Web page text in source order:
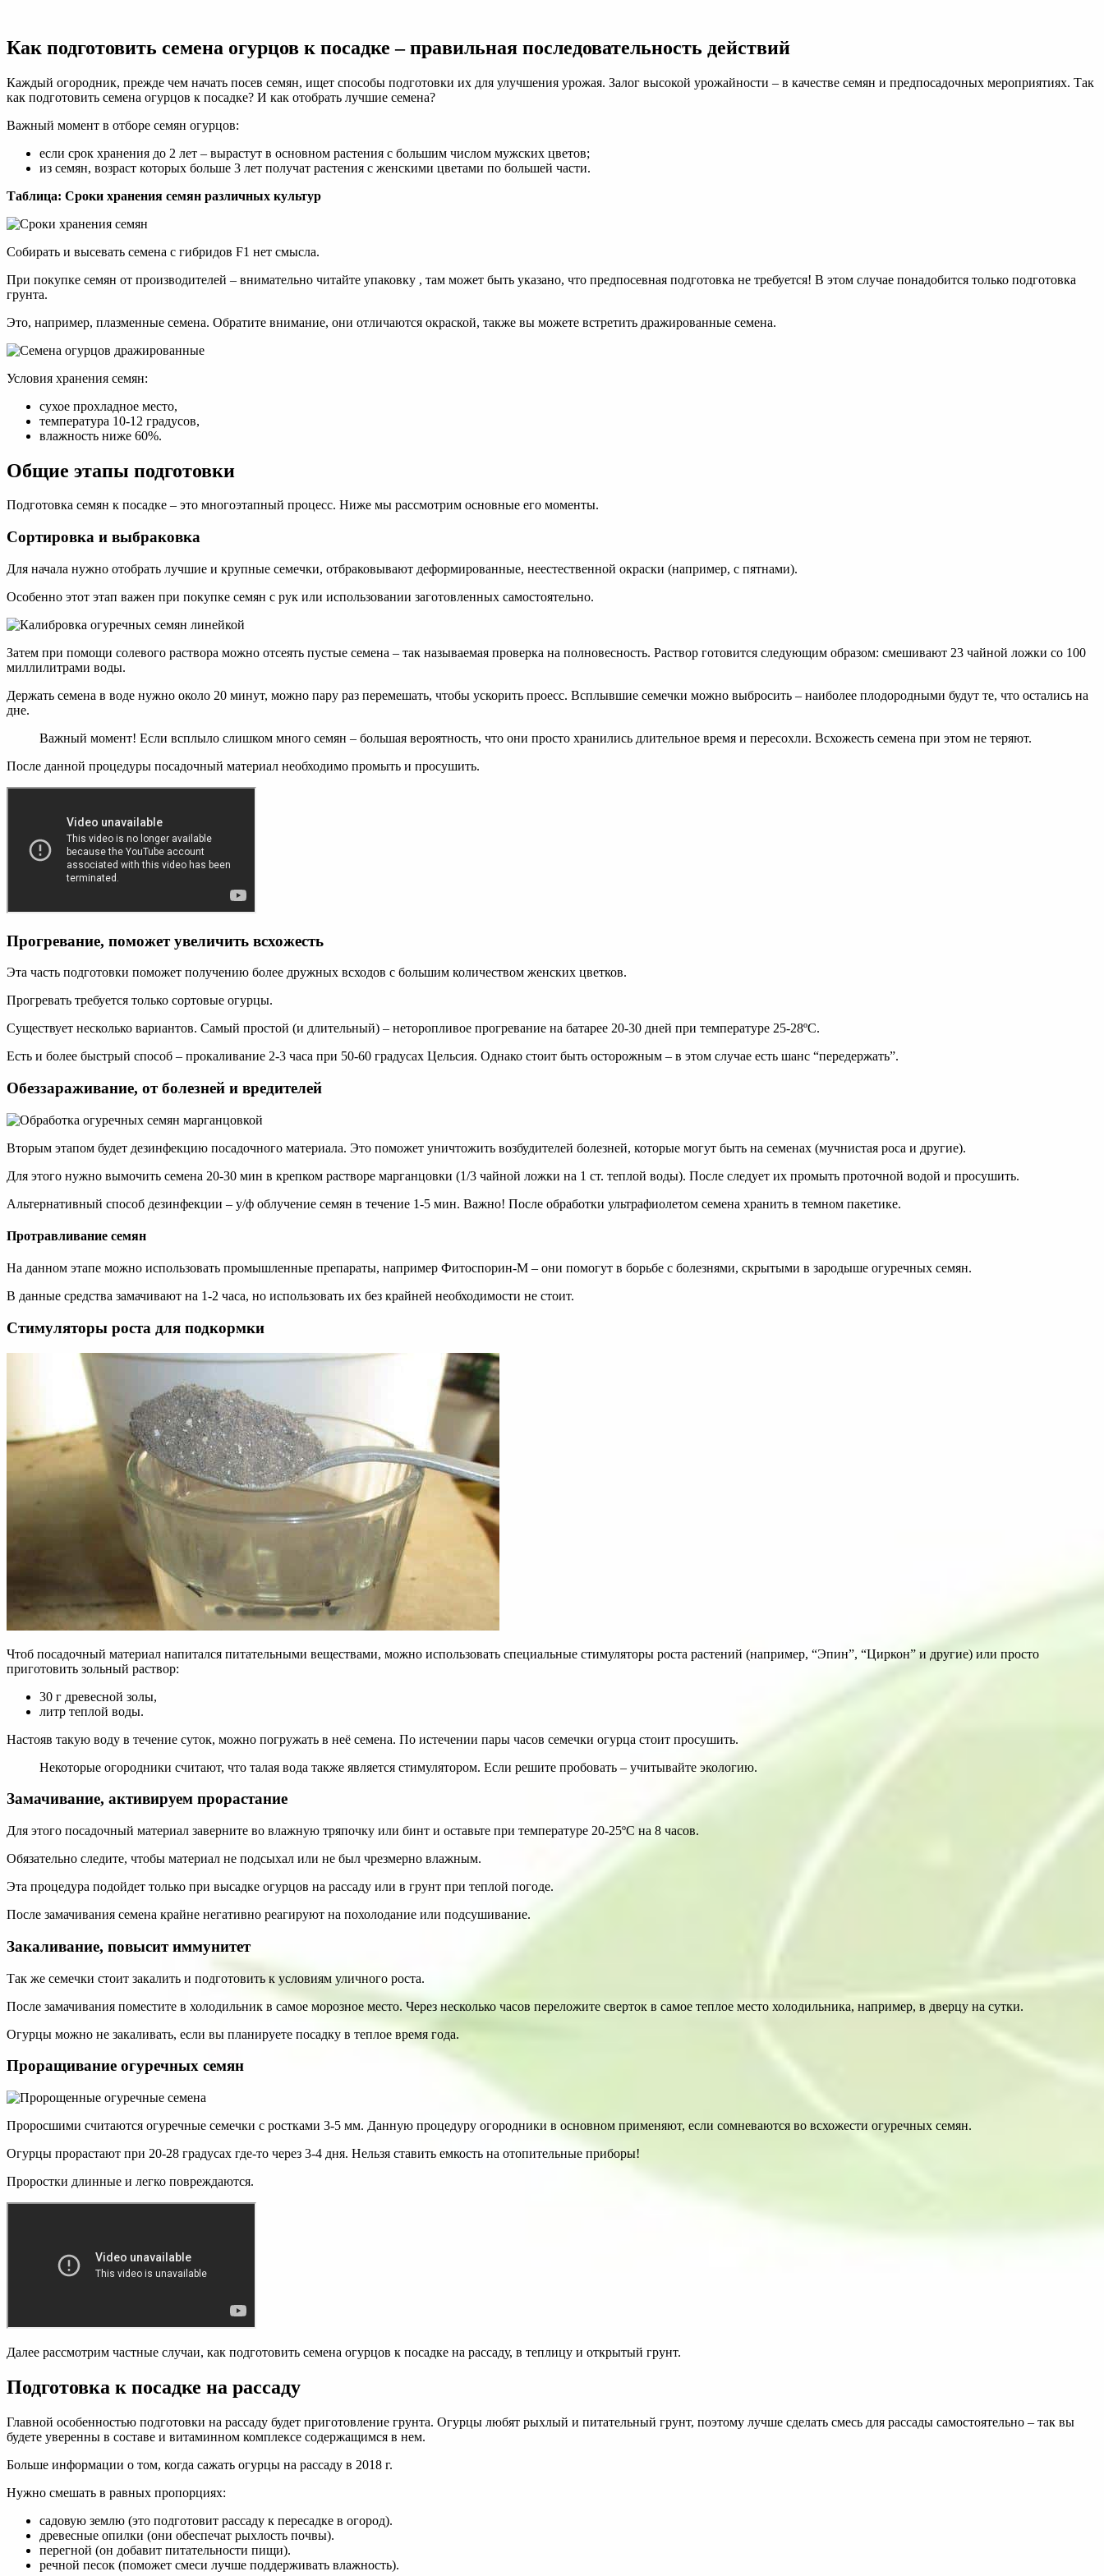
огурцов
посадке
на
грунт
Как подготовить семена огурцов к посадке – правильная последовательность действий
Каждый огородник, прежде чем начать посев семян, ищет способы подготовки их для улучшения урожая. Залог высокой урожайности – в качестве семян и предпосадочных мероприятиях. Так
как подготовить семена огурцов к посадке? И как отобрать лучшие семена?
Важный момент в отборе семян огурцов:
если срок хранения до 2 лет – вырастут в основном растения с большим числом мужских цветов;
из семян, возраст которых больше 3 лет получат растения с женскими цветами по большей части.
Таблица: Сроки хранения семян различных культур
Собирать и высевать семена с гибридов F1 нет смысла.
При покупке семян от производителей – внимательно читайте упаковку , там может быть указано, что предпосевная подготовка не требуется! В этом случае понадобится только подготовка
грунта.
Это, например, плазменные семена. Обратите внимание, они отличаются окраской, также вы можете встретить дражированные семена.
Условия хранения семян:
сухое прохладное место,
температура 10-12 градусов,
влажность ниже 60%.
Общие этапы подготовки
Подготовка семян к посадке – это многоэтапный процесс. Ниже мы рассмотрим основные его моменты.
Сортировка и выбраковка
Для начала нужно отобрать лучшие и крупные семечки, отбраковывают деформированные, неестественной окраски (например, с пятнами).
Особенно этот этап важен при покупке семян с рук или использовании заготовленных самостоятельно.
Затем при помощи солевого раствора можно отсеять пустые семена – так называемая проверка на полновесность. Раствор готовится следующим образом: смешивают 23 чайной ложки со 100
миллилитрами воды.
Держать семена в воде нужно около 20 минут, можно пару раз перемешать, чтобы ускорить проесс. Всплывшие семечки можно выбросить – наиболее плодородными будут те, что остались на
дне.
Важный момент! Если всплыло слишком много семян – большая вероятность, что они просто хранились длительное время и пересохли. Всхожесть семена при этом не теряют.
После данной процедуры посадочный материал необходимо промыть и просушить.
Прогревание, поможет увеличить всхожесть
Эта часть подготовки поможет получению более дружных всходов с большим количеством женских цветков.
Прогревать требуется только сортовые огурцы.
Существует несколько вариантов. Самый простой (и длительный) – неторопливое прогревание на батарее 20-30 дней при температуре 25-28ºC.
Есть и более быстрый способ – прокаливание 2-3 часа при 50-60 градусах Цельсия. Однако стоит быть осторожным – в этом случае есть шанс “передержать”.
Обеззараживание, от болезней и вредителей
Вторым этапом будет дезинфекцию посадочного материала. Это поможет уничтожить возбудителей болезней, которые могут быть на семенах (мучнистая роса и другие).
Для этого нужно вымочить семена 20-30 мин в крепком растворе марганцовки (1/3 чайной ложки на 1 ст. теплой воды). После следует их промыть проточной водой и просушить.
Альтернативный способ дезинфекции – у/ф облучение семян в течение 1-5 мин. Важно! После обработки ультрафиолетом семена хранить в темном пакетике.
Протравливание семян
На данном этапе можно использовать промышленные препараты, например Фитоспорин-М – они помогут в борьбе с болезнями, скрытыми в зародыше огуречных семян.
В данные средства замачивают на 1-2 часа, но использовать их без крайней необходимости не стоит.
Стимуляторы роста для подкормки
Чтоб посадочный материал напитался питательными веществами, можно использовать специальные стимуляторы роста растений (например, “Эпин”, “Циркон” и другие) или просто
приготовить зольный раствор:
30 г древесной золы,
литр теплой воды.
Настояв такую воду в течение суток, можно погружать в неё семена. По истечении пары часов семечки огурца стоит просушить.
Некоторые огородники считают, что талая вода также является стимулятором. Если решите пробовать – учитывайте экологию.
Замачивание, активируем прорастание
Для этого посадочный материал заверните во влажную тряпочку или бинт и оставьте при температуре 20-25ºC на 8 часов.
Обязательно следите, чтобы материал не подсыхал или не был чрезмерно влажным.
Эта процедура подойдет только при высадке огурцов на рассаду или в грунт при теплой погоде.
После замачивания семена крайне негативно реагируют на похолодание или подсушивание.
Закаливание, повысит иммунитет
Так же семечки стоит закалить и подготовить к условиям уличного роста.
После замачивания поместите в холодильник в самое морозное место. Через несколько часов переложите сверток в самое теплое место холодильника, например, в дверцу на сутки.
Огурцы можно не закаливать, если вы планируете посадку в теплое время года.
Проращивание огуречных семян
Проросшими считаются огуречные семечки с ростками 3-5 мм. Данную процедуру огородники в основном применяют, если сомневаются во всхожести огуречных семян.
Огурцы прорастают при 20-28 градусах где-то через 3-4 дня. Нельзя ставить емкость на отопительные приборы!
Проростки длинные и легко повреждаются.
Далее рассмотрим частные случаи, как подготовить семена огурцов к посадке на рассаду, в теплицу и открытый грунт.
Подготовка к посадке на рассаду
Главной особенностью подготовки на рассаду будет приготовление грунта. Огурцы любят рыхлый и питательный грунт, поэтому лучше сделать смесь для рассады самостоятельно – так вы
будете уверенны в составе и витаминном комплексе содержащимся в нем.
Больше информации о том, когда сажать огурцы на рассаду в 2018 г.
Нужно смешать в равных пропорциях:
садовую землю (это подготовит рассаду к пересадке в огород).
древесные опилки (они обеспечат рыхлость почвы).
перегной (он добавит питательности пищи).
речной песок (поможет смеси лучше поддерживать влажность).